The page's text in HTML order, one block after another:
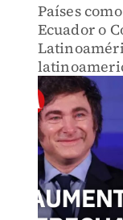
Países
Ecuador o